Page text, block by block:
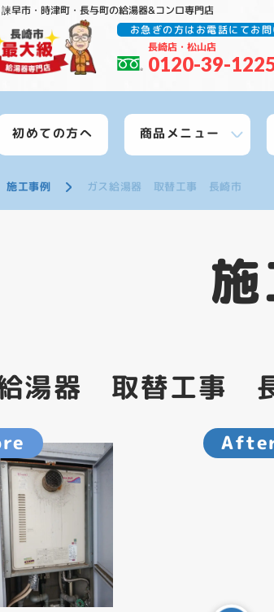
早市・時津町・長与町の給湯器&コンロ専門店
お急ぎの方はお電話にてお
長崎店・松山店
0120-39-
初めての方へ 商品メニュー
施工事例 ガス給湯器 取替工事 長崎市
湯器 取替工事